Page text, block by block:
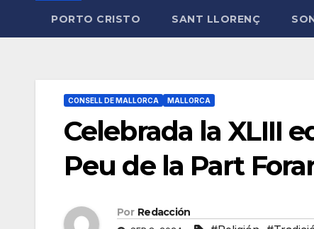
PORTO CRISTO SANT LLORENÇ
CONSELL DE MALLORCA MALLORCA
Celebrada la XLIII
Peu de la Part
Por Redacción